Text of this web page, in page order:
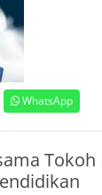
WhatsApp